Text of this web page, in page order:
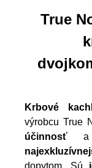
True
Krbové
výrobcu True
účinnosť
dopytom. Sú